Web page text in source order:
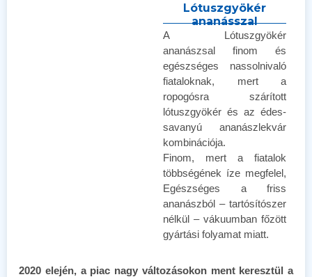
Lótuszgyökér
ananásszal
A Lótuszgyökér
ananászsal finom és
egészséges nassolnivaló
fiataloknak, mert a
ropogósra szárított
lótuszgyökér és az édes-
savanyú ananászlekvár
kombinációja.
Finom, mert a fiatalok
többségének íze megfelel,
Egészséges a friss
ananászból – tartósítószer
nélkül – vákuumban főzött
gyártási folyamat miatt.
2020 elején, a piac nagy változásokon ment keresztül a